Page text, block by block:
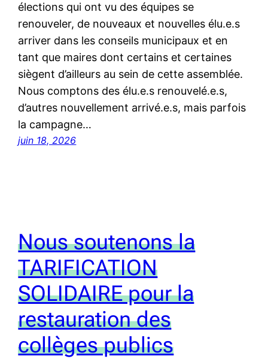
élections qui ont vu des équipes se
renouveler, de nouveaux et nouvelles élu.e.s
arriver dans les conseils municipaux et en
tant que maires dont certains et certaines
siègent d’ailleurs au sein de cette assemblée.
Nous comptons des élu.e.s renouvelé.e.s,
d’autres nouvellement arrivé.e.s, mais parfois
la campagne…
juin 18, 2026
Nous soutenons la
TARIFICATION
SOLIDAIRE pour la
restauration des
collèges publics